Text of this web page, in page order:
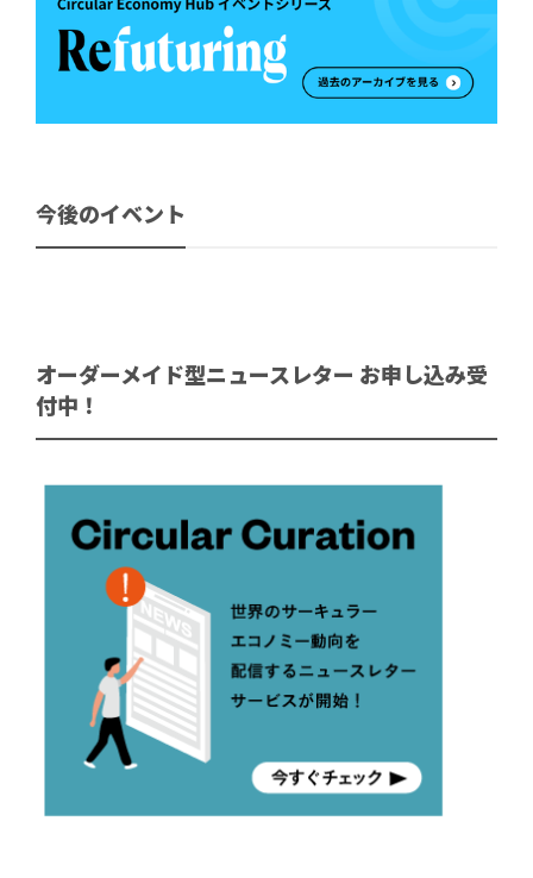
今後のイベント
オーダーメイド型ニュースレター お申し込み受
付中！